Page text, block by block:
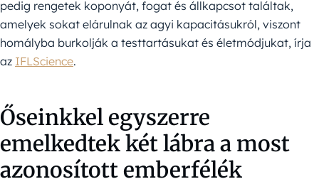
pedig rengetek koponyát, fogat és állkapcsot találtak,
amelyek sokat elárulnak az agyi kapacitásukról, viszont
homályba burkolják a testtartásukat és életmódjukat, írja
az IFLScience.
Őseinkkel egyszerre
emelkedtek két lábra a most
azonosított emberfélék